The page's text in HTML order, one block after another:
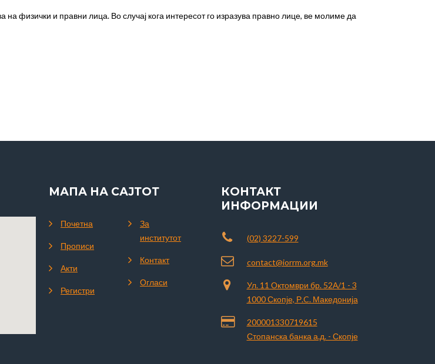
физички и правни лица. Во случај кога интересот го изразува правно лице, ве молиме да
МАПА НА САЈТОТ
Почетна
Прописи
Акти
Регистри
За
институтот
Контакт
Огласи
КОНТАКТ
ИНФОРМАЦИИ
(02) 3227-599
contact@iorrm.org.mk
Ул. 11 Октомври бр. 52А/1 - 3
1000 Скопје, Р.C. Македонија
200001330719615
Стопанска банка а.д. - Скопје